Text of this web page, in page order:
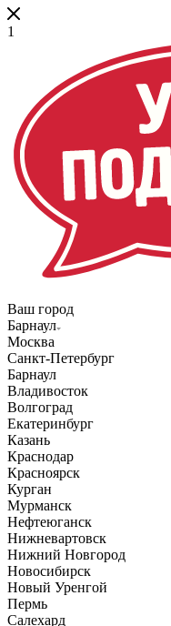
1
Ваш город
Барнаул
Москва
Санкт-Петербург
Барнаул
Владивосток
Волгоград
Екатеринбург
Казань
Краснодар
Красноярск
Курган
Мурманск
Нефтеюганск
Нижневартовск
Нижний Новгород
Новосибирск
Новый Уренгой
Пермь
Салехард